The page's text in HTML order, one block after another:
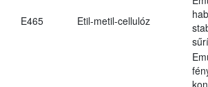
E465 Etil-metil-cellulóz